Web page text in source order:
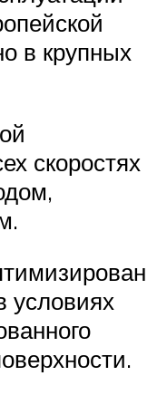
в крупных
скоростях
условиях